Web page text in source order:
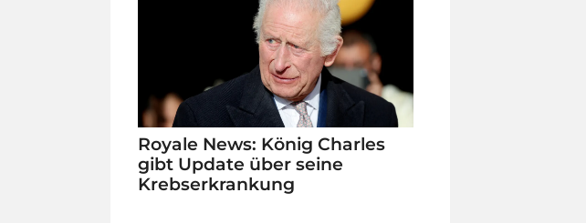
Royale News: König Charles
gibt Update über seine
Krebserkrankung